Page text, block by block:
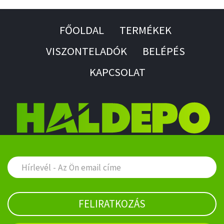
FŐOLDAL
TERMÉKEK
VISZONTELADÓK
BELÉPÉS
KAPCSOLAT
FELIRATKOZÁS